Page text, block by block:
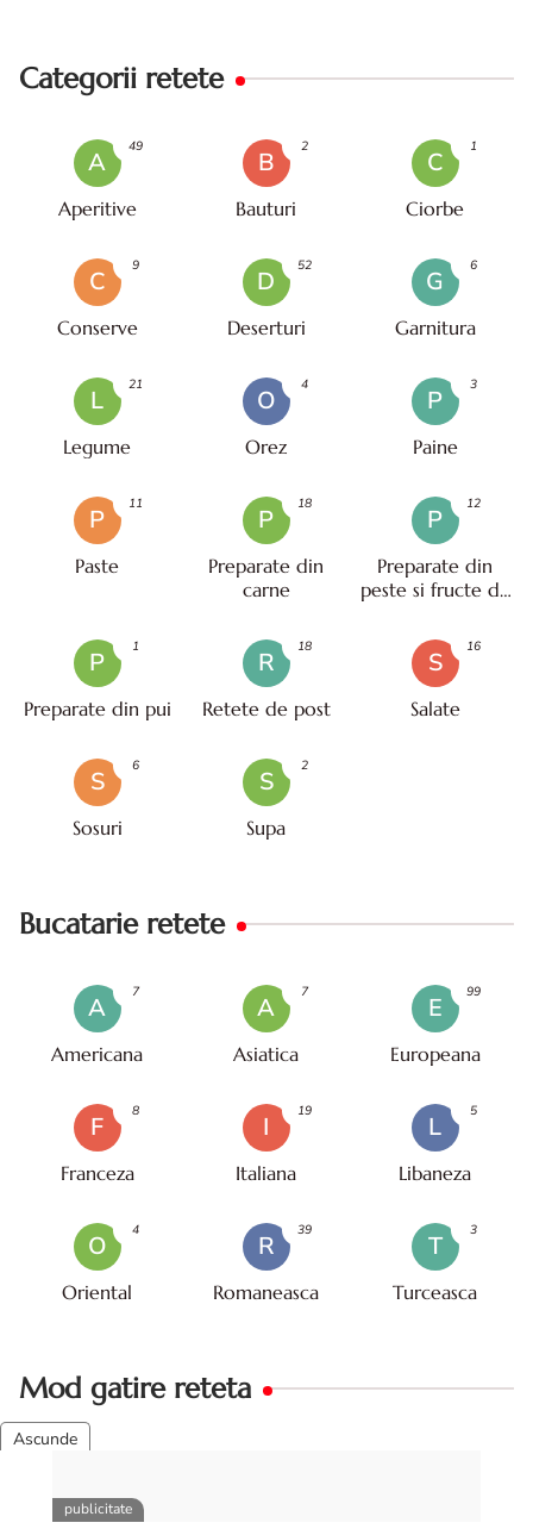
Categorii retete
A
Aperitive
49
B
Bauturi
2
C
Ciorbe
1
C
Conserve
9
D
Deserturi
52
G
Garnitura
6
L
Legume
21
O
Orez
4
P
Paine
3
P
Paste
11
P
Preparate din
carne
18
P
Preparate din
peste si fructe de
12
P
Preparate din pui
1
R
Retete de post
18
S
Salate
16
S
Sosuri
6
S
Supa
2
Bucatarie retete
A
Americana
7
A
Asiatica
7
E
Europeana
99
F
Franceza
8
I
Italiana
19
L
Libaneza
5
O
Oriental
4
R
Romaneasca
39
T
Turceasca
3
Mod gatire reteta
Air Fryer